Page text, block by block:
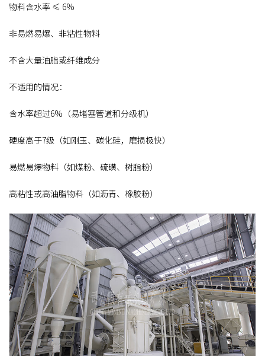
物料含水率 ≤ 6%
非易燃易爆、非粘性物料
不含大量油脂或纤维成分
不适用的情况：
含水率超过6%（易堵塞管道和分级机）
硬度高于7级（如刚玉、碳化硅，磨损极快）
易燃易爆物料（如煤粉、硫磺、树脂粉）
高粘性或高油脂物料（如沥青、橡胶粉）